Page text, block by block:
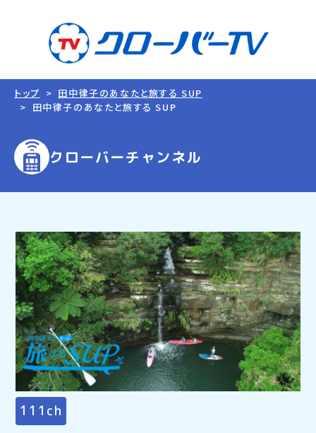
トップ
田中律子のあなたと旅する SUP
田中律子のあなたと旅する SUP
クローバーチャンネル
111ch